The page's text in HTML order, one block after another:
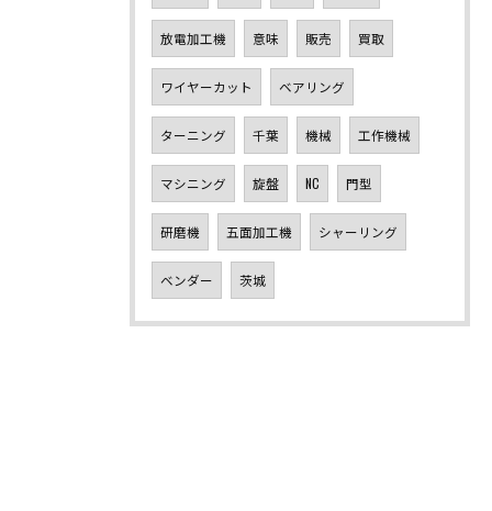
放電加工機 意味 販売 買取
ワイヤーカット ベアリング
ターニング 千葉 機械 工作機械
マシニング 旋盤 NC 門型
研磨機 五面加工機 シャーリング
ベンダー 茨城